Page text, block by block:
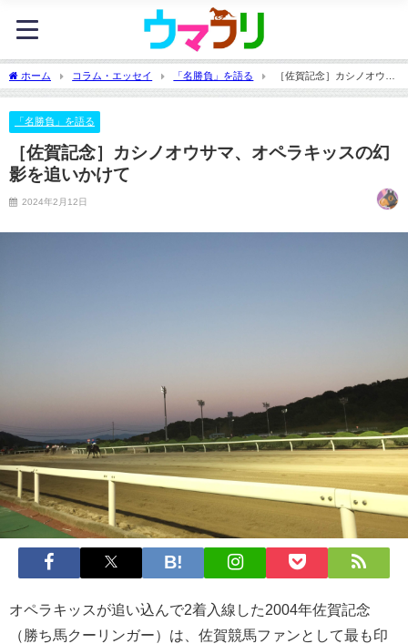
ホーム コラム・エッセイ 「名勝負」を語る
［佐賀記念］カシノオウサ
マ、オペラキッスの幻影を追いかけて
「名勝負」を語る
［佐賀記念］カシノオウサマ、オペラキッスの幻
影を追いかけて
2024年2月12日
オペラキッスが追い込んで2着入線した2004年佐賀記念
（勝ち馬クーリンガー）は、佐賀競馬ファンとして最も印